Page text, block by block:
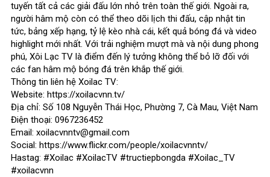
tuyến tất cả các giải đấu lớn nhỏ trên toàn thế giới. Ngoài ra,
người hâm mộ còn có thể theo dõi lịch thi đấu, cập nhật tin
tức, bảng xếp hạng, tỷ lệ kèo nhà cái, kết quả bóng đá và video
highlight mới nhất. Với trải nghiệm mượt mà và nội dung phong
phú, Xôi Lạc TV là điểm đến lý tưởng không thể bỏ lỡ đối với
các fan hâm mộ bóng đá trên khắp thế giới.
Thông tin liên hệ Xoilac TV:
Website: https://xoilacvnn.tv/
Địa chỉ: Số 108 Nguyễn Thái Học, Phường 7, Cà Mau, Việt Nam
Điện thoại: 0967236452
Email: xoilacvnntv@gmail.com
Social: https://www.flickr.com/people/xoilacvnntv/
Hastag: #Xoilac #XoilacTV #tructiepbongda #Xoilac_TV
#xoilacvnn